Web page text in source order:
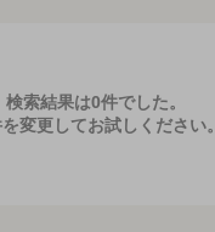
検索結果は0件でした。
変更してお試しください。